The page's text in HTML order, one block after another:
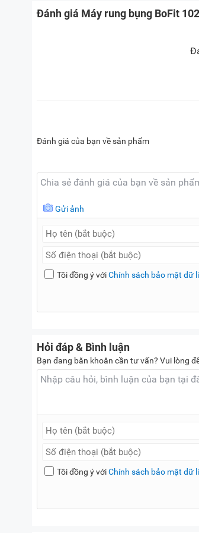
tế.
Đánh giá Máy rung bụng BoFit 102
Đánh giá của bạn về sản phẩm
Gửi ảnh
Tôi đồng ý vớiChính sách bảo mật dữ
Hỏi đáp & Bình luận
Bạn đang băn khoăn cần tư vấn? Vui lòng
Tôi đồng ý vớiChính sách bảo mật dữ